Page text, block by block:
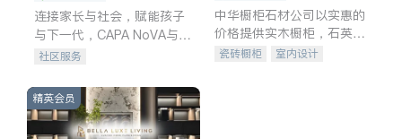
连接家长与社会，赋能孩子
与下一代，CAPA NoVA与您
携手建设包容、公平、充满
社区服务
中华橱柜石材公司以实惠的
价格提供实木橱柜，石英石
台面，多种优质不锈钢水
瓷砖橱柜
室内设计
精英会员